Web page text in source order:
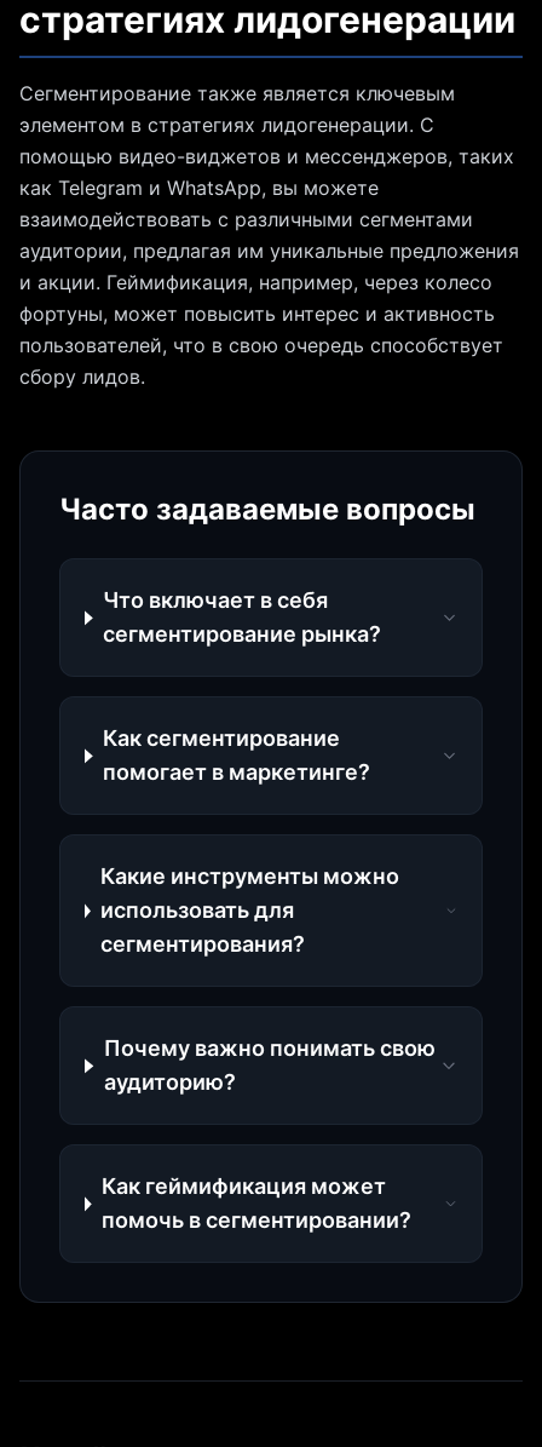
стратегиях лидогенерации
Сегментирование также является ключевым
элементом в стратегиях лидогенерации. С
помощью видео-виджетов и мессенджеров, таких
как Telegram и WhatsApp, вы можете
взаимодействовать с различными сегментами
аудитории, предлагая им уникальные предложения
и акции. Геймификация, например, через колесо
фортуны, может повысить интерес и активность
пользователей, что в свою очередь способствует
сбору лидов.
Часто задаваемые вопросы
Что включает в себя
сегментирование рынка?
Как сегментирование
помогает в маркетинге?
Какие инструменты можно
использовать для
сегментирования?
Почему важно понимать свою
аудиторию?
Как геймификация может
помочь в сегментировании?